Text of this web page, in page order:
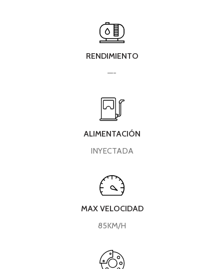
RENDIMIENTO
—-
ALIMENTACIÓN
INYECTADA
MAX VELOCIDAD
85KM/H